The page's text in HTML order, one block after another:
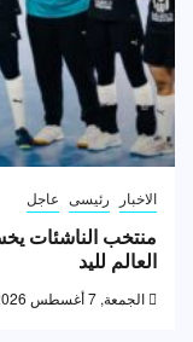
الاخبار رئيسى عاجل
منتخب الناشئات
العالم لليد
الجمعة, 7 أغسطس 2026, 4:53 م